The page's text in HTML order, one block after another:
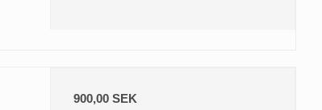
900,00 SEK